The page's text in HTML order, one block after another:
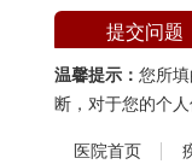
温馨提示： 您所
断，对于您的个
医院首页